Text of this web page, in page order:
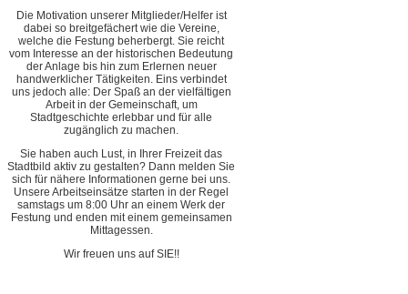
Die Motivation unserer Mitglieder/Helfer ist
dabei so breitgefächert wie die Vereine,
welche die Festung beherbergt. Sie reicht
vom Interesse an der historischen Bedeutung
der Anlage bis hin zum Erlernen neuer
handwerklicher Tätigkeiten. Eins verbindet
uns jedoch alle: Der Spaß an der vielfältigen
Arbeit in der Gemeinschaft, um
Stadtgeschichte erlebbar und für alle
zugänglich zu machen.
Sie haben auch Lust, in Ihrer Freizeit das
Stadtbild aktiv zu gestalten? Dann melden Sie
sich für nähere Informationen gerne bei uns.
Unsere Arbeitseinsätze starten in der Regel
samstags um 8:00 Uhr an einem Werk der
Festung und enden mit einem gemeinsamen
Mittagessen.
Wir freuen uns auf SIE!!